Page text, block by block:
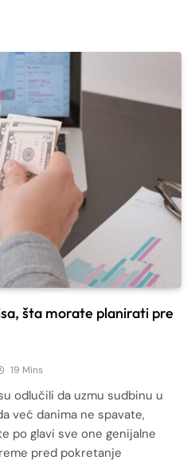
šta morate planirati pre
19 Mins
odlučili da uzmu sudbinu u
već danima ne spavate,
po glavi sve one genijalne
pred pokretanje